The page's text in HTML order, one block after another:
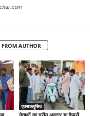
FROM AUTHOR
एक्सक्लूसिव